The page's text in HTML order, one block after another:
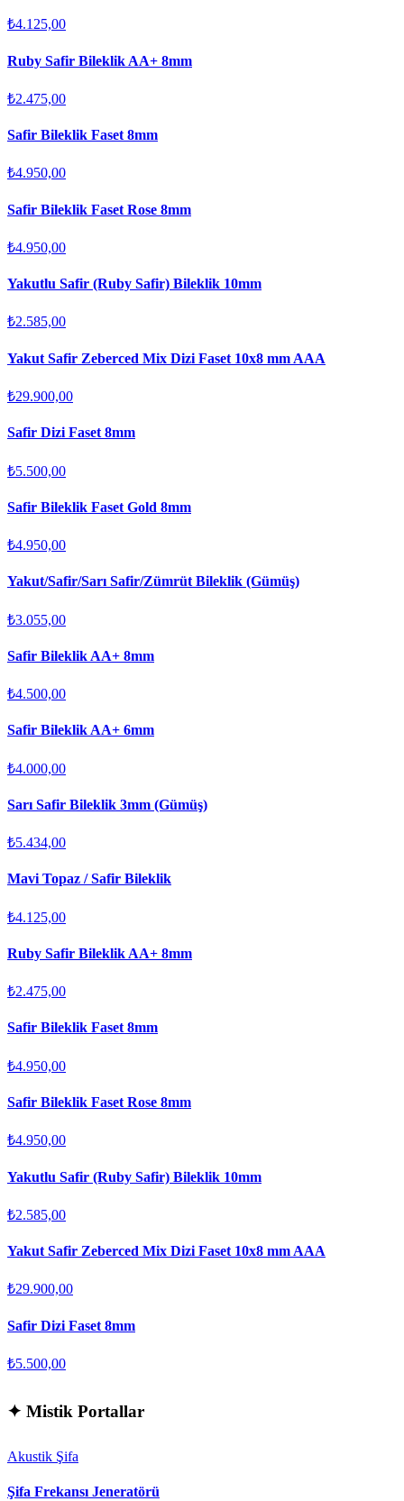
₺4.125,00
Ruby Safir Bileklik AA+ 8mm
₺2.475,00
Safir Bileklik Faset 8mm
₺4.950,00
Safir Bileklik Faset Rose 8mm
₺4.950,00
Yakutlu Safir (Ruby Safir) Bileklik 10mm
₺2.585,00
Yakut Safir Zeberced Mix Dizi Faset 10x8 mm AAA
₺29.900,00
Safir Dizi Faset 8mm
₺5.500,00
Safir Bileklik Faset Gold 8mm
₺4.950,00
Yakut/Safir/Sarı Safir/Zümrüt Bileklik (Gümüş)
₺3.055,00
Safir Bileklik AA+ 8mm
₺4.500,00
Safir Bileklik AA+ 6mm
₺4.000,00
Sarı Safir Bileklik 3mm (Gümüş)
₺5.434,00
Mavi Topaz / Safir Bileklik
₺4.125,00
Ruby Safir Bileklik AA+ 8mm
₺2.475,00
Safir Bileklik Faset 8mm
₺4.950,00
Safir Bileklik Faset Rose 8mm
₺4.950,00
Yakutlu Safir (Ruby Safir) Bileklik 10mm
₺2.585,00
Yakut Safir Zeberced Mix Dizi Faset 10x8 mm AAA
₺29.900,00
Safir Dizi Faset 8mm
₺5.500,00
✦ Mistik Portallar
Akustik Şifa
Şifa Frekansı Jeneratörü